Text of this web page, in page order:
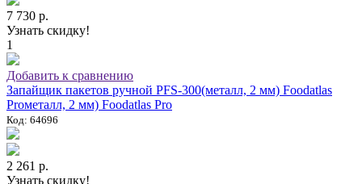
7 730 р.
Узнать скидку!
1
Добавить к сравнению
Запайщик пакетов ручной PFS-300(металл, 2 мм) Foodatlas
Proметалл, 2 мм) Foodatlas Pro
Код: 64696
2 261 р.
Узнать скидку!